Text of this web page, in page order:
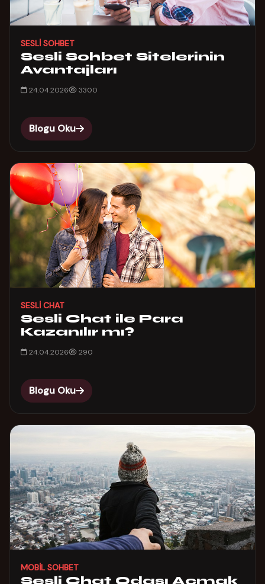
SESLI SOHBET
Sesli Sohbet Sitelerinin
Avantajları
24.04.2026 3300
Blogu Oku
SESLI CHAT
Sesli Chat ile Para
Kazanılır mı?
24.04.2026 290
Blogu Oku
MOBIL SOHBET
Sesli Chat Odası Açmak